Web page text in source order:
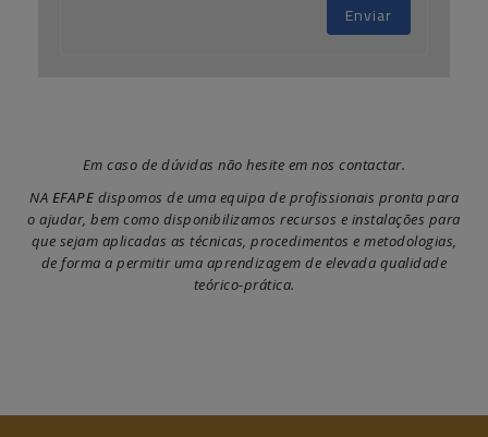
Enviar
Em caso de dúvidas não hesite em nos contactar.
NA EFAPE dispomos de uma equipa de profissionais pronta para
o ajudar, bem como disponibilizamos recursos e instalações para
que sejam aplicadas as técnicas, procedimentos e metodologias,
de forma a permitir uma aprendizagem de elevada qualidade
teórico-prática.